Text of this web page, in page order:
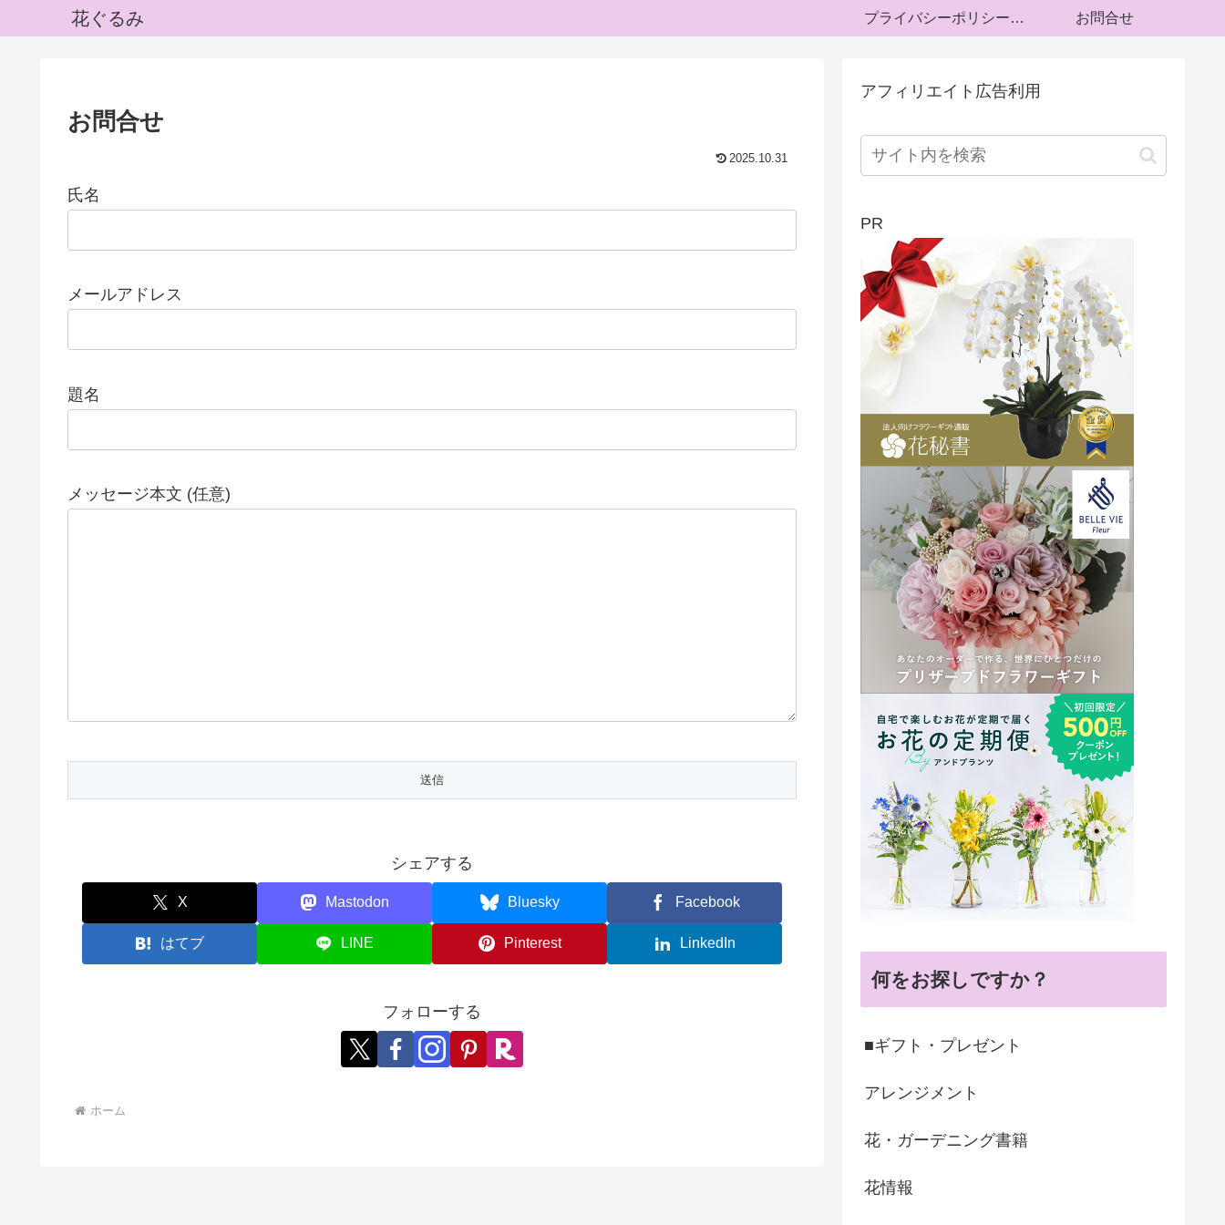
花ぐるみ プライバシーポリシー・運営者情報 お問合せ
お問合せ
2025.10.31
氏名
メールアドレス
題名
メッセージ本文 (任意)
シェアする
X Mastodon Bluesky Facebook
はてブ LINE Pinterest LinkedIn
フォローする
ホーム
アフィリエイト広告利用
PR
何をお探しですか？
■ギフト・プレゼント
アレンジメント
花・ガーデニング書籍
花情報